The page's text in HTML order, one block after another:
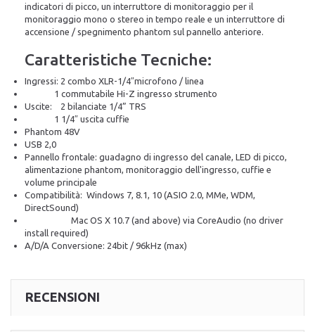
indicatori di picco, un interruttore di monitoraggio per il
monitoraggio mono o stereo in tempo reale e un interruttore di
accensione / spegnimento phantom sul pannello anteriore.
Caratteristiche Tecniche:
Ingressi: 2 combo XLR-1/4″microfono / linea
1 commutabile Hi-Z ingresso strumento
Uscite: 2 bilanciate 1/4” TRS
1 1/4″ uscita cuffie
Phantom 48V
USB 2,0
Pannello frontale: guadagno di ingresso del canale, LED di picco,
alimentazione phantom, monitoraggio dell'ingresso, cuffie e
volume principale
Compatibilità: Windows 7, 8.1, 10 (ASIO 2.0, MMe, WDM,
DirectSound)
Mac OS X 10.7 (and above) via CoreAudio (no driver
install required)
A/D/A Conversione: 24bit / 96kHz (max)
RECENSIONI